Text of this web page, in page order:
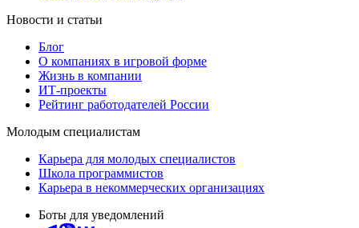
Новости и статьи
Блог
О компаниях в игровой форме
Жизнь в компании
ИТ-проекты
Рейтинг работодателей России
Молодым специалистам
Карьера для молодых специалистов
Школа программистов
Карьера в некоммерческих организациях
Боты для уведомлений